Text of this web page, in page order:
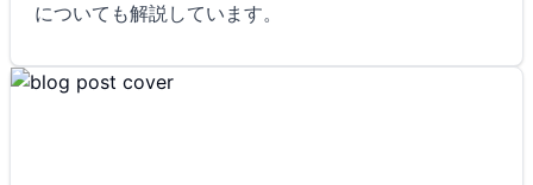
についても解説しています。